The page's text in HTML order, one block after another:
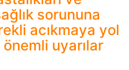
sorununa
acıkmaya yol
uyarılar